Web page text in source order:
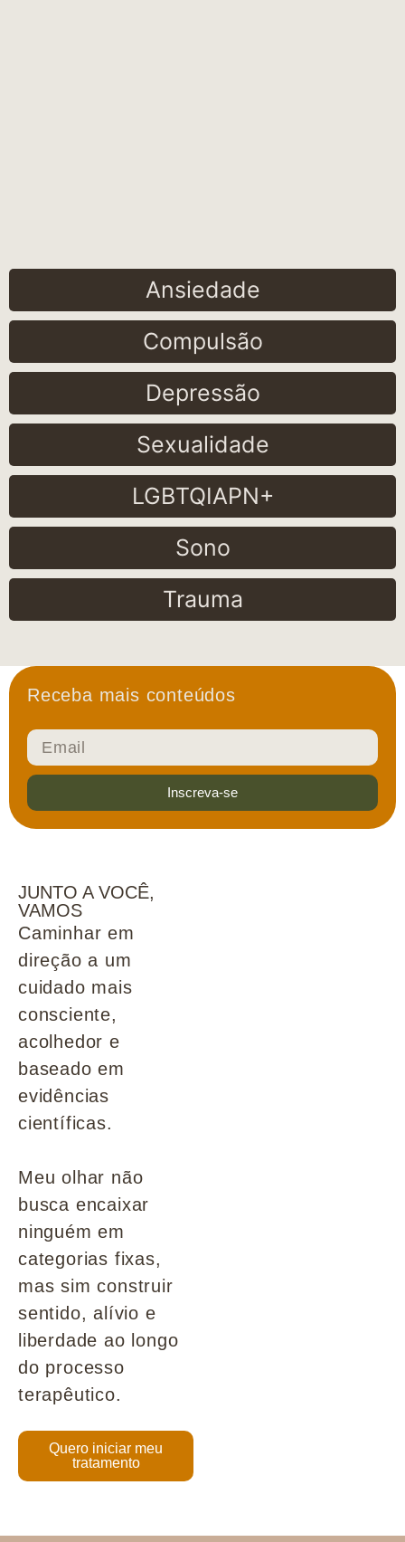
Ansiedade
Compulsão
Depressão
Sexualidade
LGBTQIAPN+
Sono
Trauma
Receba mais conteúdos
Inscreva-se
JUNTO A VOCÊ,
VAMOS
Caminhar em
direção a um
cuidado mais
consciente,
acolhedor e
baseado em
evidências
científicas.
Meu olhar não
busca encaixar
ninguém em
categorias fixas,
mas sim construir
sentido, alívio e
liberdade ao longo
do processo
terapêutico.
Quero iniciar meu
tratamento